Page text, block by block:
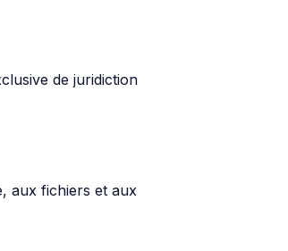
de juridiction
aux fichiers et aux